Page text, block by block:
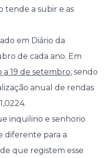
tende a subir e as
em Diário da
de cada ano. Em
a 19 de setembro, sendo
anual de rendas
inquilino e senhorio
diferente para a
que registem esse